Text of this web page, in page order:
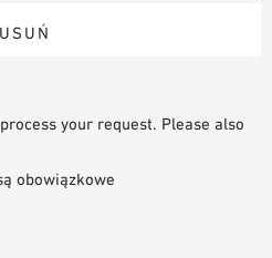
your request. Please also
obowiązkowe